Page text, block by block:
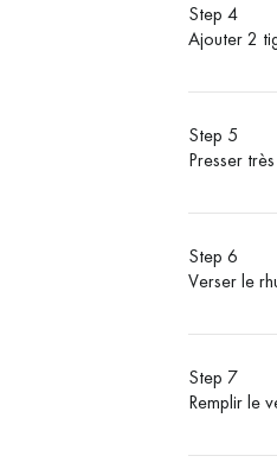
Step 4
Ajouter 2
Step 5
Presser
Step 6
Verser le
Step 7
Remplir le